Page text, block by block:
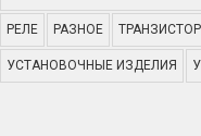
РЕЛЕ РАЗНОЕ
УСТАНОВОЧНЫЕ ИЗДЕЛИЯ